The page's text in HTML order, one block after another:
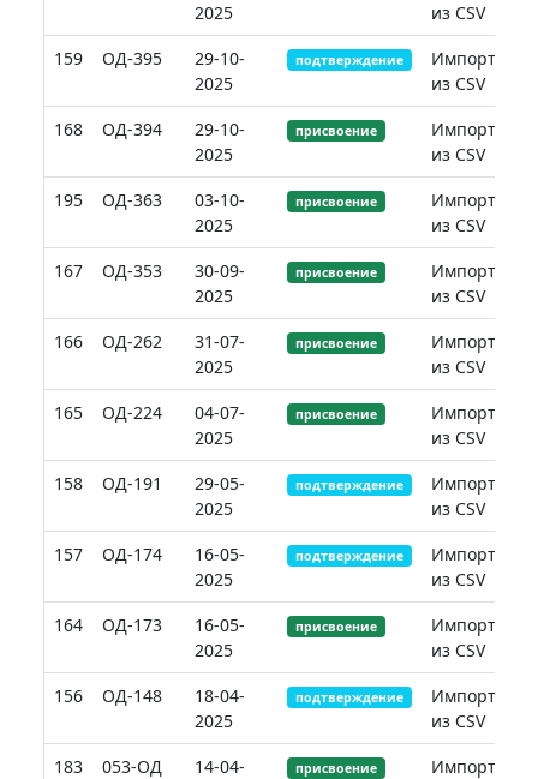
2025
из CSV
159
ОД-395
29-10-
2025
подтверждение
Импорт
из CSV
168
ОД-394
29-10-
2025
присвоение
Импорт
из CSV
195
ОД-363
03-10-
2025
присвоение
Импорт
из CSV
167
ОД-353
30-09-
2025
присвоение
Импорт
из CSV
166
ОД-262
31-07-
2025
присвоение
Импорт
из CSV
165
ОД-224
04-07-
2025
присвоение
Импорт
из CSV
158
ОД-191
29-05-
2025
подтверждение
Импорт
из CSV
157
ОД-174
16-05-
2025
подтверждение
Импорт
из CSV
164
ОД-173
16-05-
2025
присвоение
Импорт
из CSV
156
ОД-148
18-04-
2025
подтверждение
Импорт
из CSV
183
053-ОД
14-04-
присвоение
Импорт